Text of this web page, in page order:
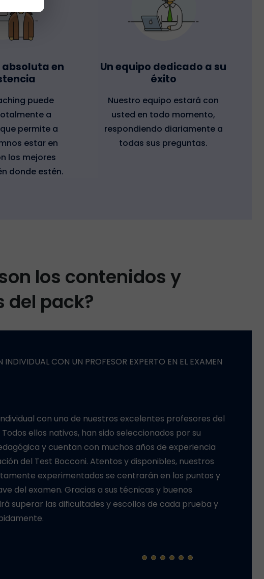
en
puede
a
permite a
estar en
los mejores
donde estén.
Un equipo dedicado a su
éxito
Nuestro equipo estará con
usted en todo momento,
respondiendo diariamente a
todas sus preguntas.
los contenidos y
del pack?
DE UN PROGRAMA DE PREPARACIÓN PERSONALIZADO
áreas de mejora para que puedas obtener resultados
en cada una de las pruebas.
las tardes y los fines de semana, nuestros profesores
absoluta y adaptarán su preparación a sus